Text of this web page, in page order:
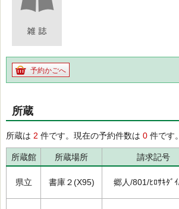
予約かごへ
所蔵
所蔵は 2 件です。現在の予約件数は 0 件です。
所蔵館 所蔵場所 請求記号
県立 書庫２(X95) 郷人/801/ﾋﾛｻｷﾀﾞ